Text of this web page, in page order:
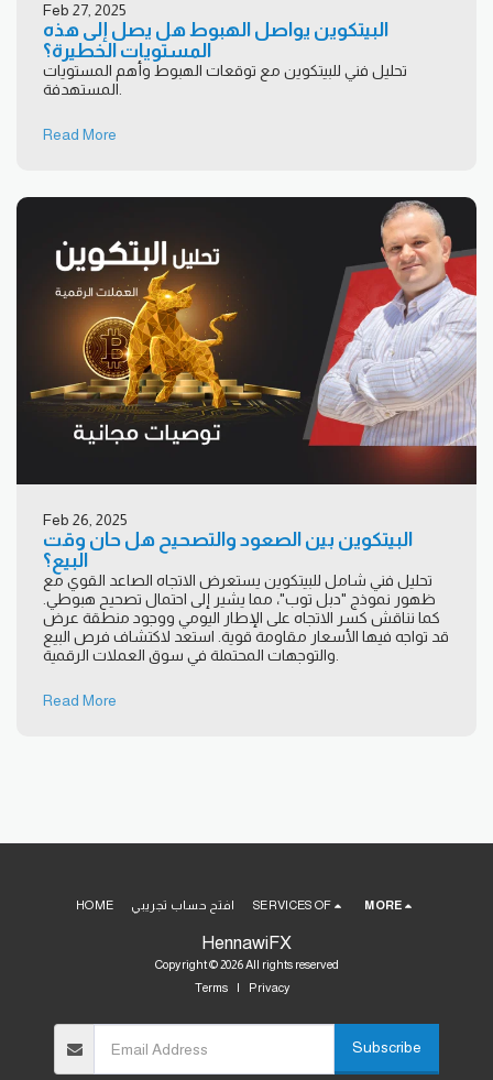
Feb 27, 2025
البيتكوين يواصل الهبوط هل يصل إلى هذه
المستويات الخطيرة؟
تحليل فني للبيتكوين مع توقعات الهبوط وأهم المستويات
Read More
Feb 26, 2025
البيتكوين بين الصعود والتصحيح هل حان وقت
البيع؟
تحليل فني شامل للبيتكوين يستعرض الاتجاه الصاعد القوي مع
ظهور نموذج "دبل توب"، مما يشير إلى احتمال تصحيح هبوطي.
كما نناقش كسر الاتجاه على الإطار اليومي ووجود منطقة عرض
قد تواجه فيها الأسعار مقاومة قوية. استعد لاكتشاف فرص البيع
Read More
HennawiFX
Copyright © 2026 All rights reserved
Terms| Privacy
HOME افتح حساب تجريبي SERVICES OF MORE
Subscribe